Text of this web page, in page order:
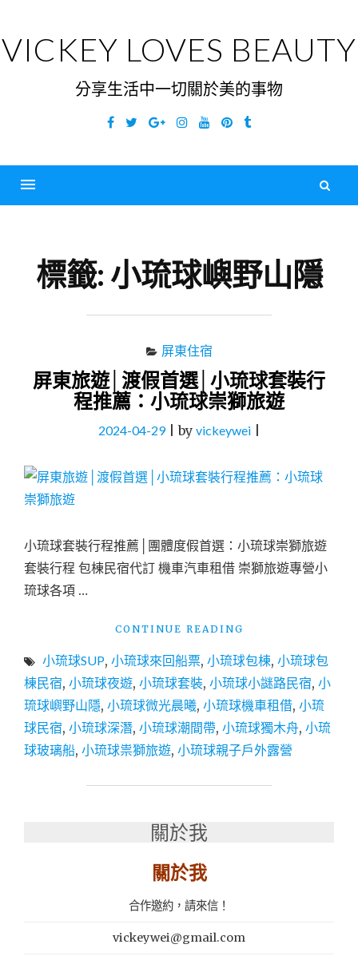
content
VICKEY LOVES BEAUTY
分享生活中一切關於美的事物
Facebook
TwitterGoogleInstagramYouTubePinterest
Tumblr
標籤: 小琉球嶼野山隱
屏東住宿
屏東旅遊│渡假首選│小琉球套裝行
程推薦：小琉球崇獅旅遊
2024-04-29|by vickeywei|
小琉球套裝行程推薦│團體度假首選：小琉球崇獅旅遊
套裝行程 包棟民宿代訂 機車汽車租借 崇獅旅遊專營小
琉球各項 …
CONTINUE READING
旅
遊
渡
假
首
小琉球SUP, 小琉球來回船票, 小琉球包棟, 小琉球包
棟民宿, 小琉球夜遊, 小琉球套裝, 小琉球小謎路民宿, 小
琉球嶼野山隱, 小琉球微光晨曦, 小琉球機車租借, 小琉
球民宿, 小琉球深潛, 小琉球潮間帶, 小琉球獨木舟, 小琉
球玻璃船, 小琉球祟獅旅遊, 小琉球親子戶外露營
關於我
關於我
合作邀約，請來信！
vickeywei@gmail.com